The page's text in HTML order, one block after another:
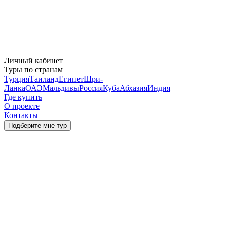
Личный кабинет
Туры по странам
ТурцияТаиландЕгипетШри-
ЛанкаОАЭМальдивыРоссияКубаАбхазияИндия
Где купить
О проекте
Контакты
Подберите мне тур